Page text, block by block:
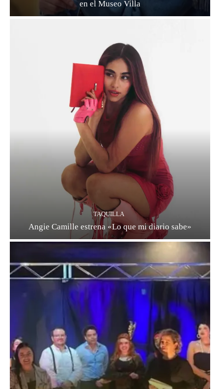
en el Museo Villa
TAQUILLA
Angie Camille estrena «Lo que mi diario sabe»